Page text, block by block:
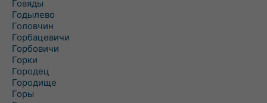
Говяды
Годылево
Головчин
Горбацевичи
Горбовичи
Горки
Городец
Городище
Горы